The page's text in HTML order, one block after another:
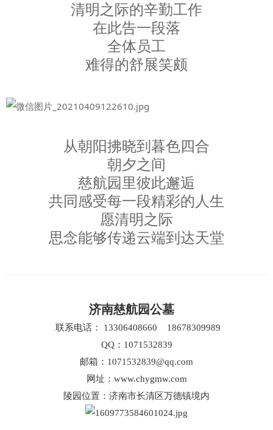
清明之际的辛勤工作
在此告一段落
全体员工
难得的舒展笑颇
从朝阳拂晓到暮色四合
朝夕之间
慈航园里彼此邂逅
共同感受每一段精彩的人生
愿清明之际
思念能够传递云端到达天堂
济南慈航园公墓
联系电话： 13306408660 18678309989
QQ：1071532839
邮箱：1071532839@qq.com
网址： www.chygmw.com
陵园位置：济南市长清区万德镇境内